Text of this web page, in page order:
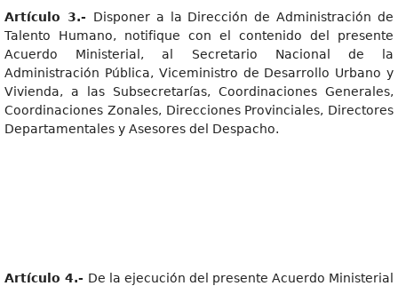
Artícul o 3.- Disponer a la Dirección de Administración de
Talento Humano, notifique con el contenido del presente
Acuerdo Ministerial, al Secretario Nacional de la
Administración Pública, Viceministro de Desarrollo Urbano y
Vivienda, a las Subsecretarías, Coordinaciones Generales,
Coordinaciones Zonales, Direcciones Provinciales, Directores
Departamentales y Asesores del Despacho.
Artícul o 4.- De la ejecución del presente Acuerdo Ministerial